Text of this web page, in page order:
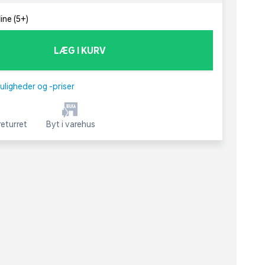
(5+)
LÆG I KURV
og -priser
Byt i varehus